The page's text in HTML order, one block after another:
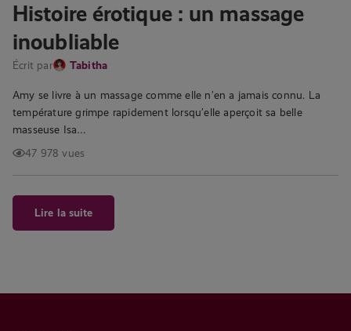
Histoire érotique : un massage
inoubliable
Écrit par Tabitha
Amy se livre à un massage comme elle n’en a jamais connu. La
température grimpe rapidement lorsqu’elle aperçoit sa belle
masseuse Isa…
47 978 vues
Lire la suite